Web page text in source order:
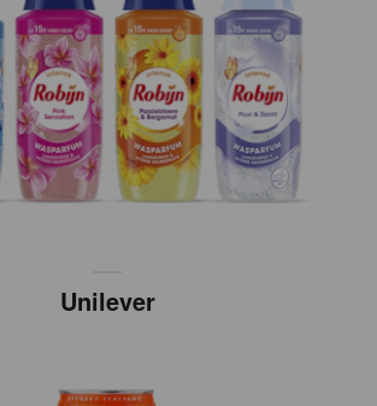
Unilever